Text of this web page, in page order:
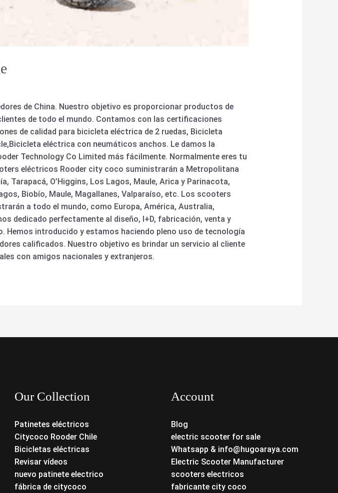
de China. Nuestro objetivo es proporcionar productos de
de todo el mundo. Contamos con las certificaciones
de calidad para bicicleta eléctrica de 2 ruedas, Bicicleta
eléctrica con neumáticos anchos. Le damos la
Technology Co Limited más fácilmente. Normalmente eres tu
eléctricos Rooder city coco suministrarán a Metropolitana
Tarapacá, O’Higgins, Los Lagos, Maule, Arica y Parinacota,
Biobío, Maule, Magallanes, Valparaíso, etc. Los scooters
a todo el mundo, como Europa, América, Australia,
dedicado perfectamente al diseño, I+D, fabricación, venta y
Hemos introducido y estamos haciendo pleno uso de tecnología
calificados. Nuestro objetivo es brindar un servicio al cliente
con amigos nacionales y extranjeros.
Our Collection
Patinetes eléctricos
Citycoco Rooder Chile
Bicicletas eléctricas
Revisar vídeos
nuevo patinete electrico
fábrica de citycoco
Account
Blog
electric scooter for sale
Whatsapp & info@hugoaraya.com
Electric Scooter Manufacturer
scooters electricos
fabricante city coco